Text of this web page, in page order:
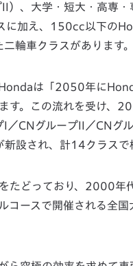
）、大学・短大・高専
に加え、150cc以下の
輪車クラスがあります。
は「2050年に
す。この流れを受け
／CNグループII／CN
設され、計14クラスで
たどっており、2000
コースで開催される全